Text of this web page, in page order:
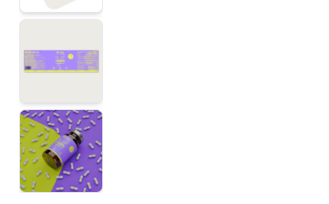
View larger image
View larger image